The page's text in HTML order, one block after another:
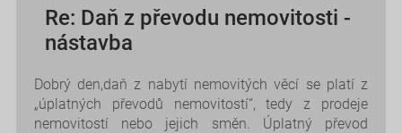
Re: Daň z převodu nemovitosti -
nástavba
Dobrý den,daň z nabytí nemovitých věcí se platí z
„úplatných převodů nemovitostí“, tedy z prodeje
nemovitostí nebo jejich směn. Úplatný převod